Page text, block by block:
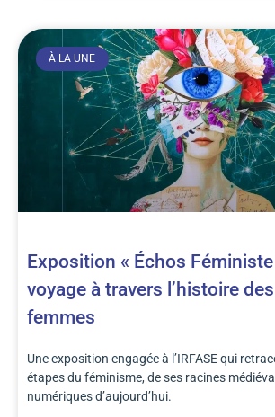
À LA UNE
Exposition « Échos
voyage à travers l’histoire
femmes
Une exposition engagée à l’IRFASE qui
étapes du féminisme, de ses racines
numériques d’aujourd’hui.